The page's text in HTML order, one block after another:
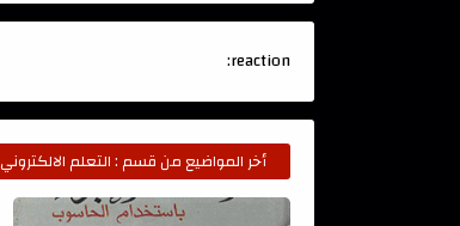
reaction:
أخر المواضيع من قسم : التعلم الالكتروني